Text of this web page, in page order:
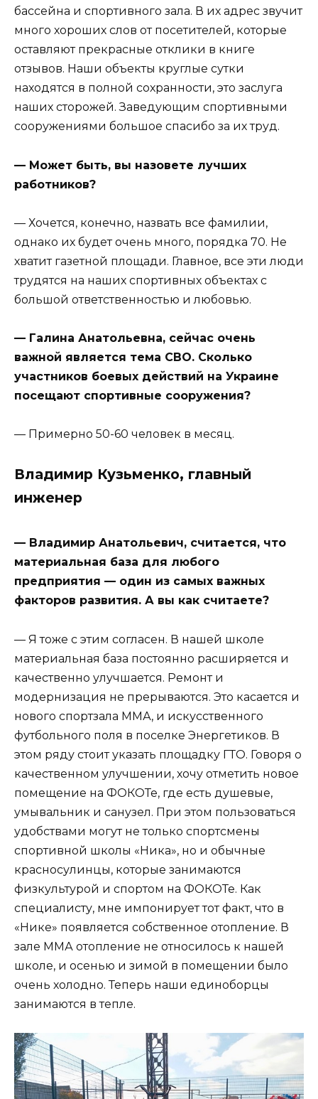
бассейна и спортивного зала. В их адрес звучит
много хороших слов от посетителей, которые
оставляют прекрасные отклики в книге
отзывов. Наши объекты круглые сутки
находятся в полной сохранности, это заслуга
наших сторожей. Заведующим спортивными
сооружениями большое спасибо за их труд.
— Может быть, вы назовете лучших
работников?
— Хочется, конечно, назвать все фамилии,
однако их будет очень много, порядка 70. Не
хватит газетной площади. Главное, все эти люди
трудятся на наших спортивных объектах с
большой ответственностью и любовью.
— Галина Анатольевна, сейчас очень
важной является тема СВО. Сколько
участников боевых действий на Украине
посещают спортивные сооружения?
— Примерно 50-60 человек в месяц.
Владимир Кузьменко, главный
инженер
— Владимир Анатольевич, считается, что
материальная база для любого
предприятия — один из самых важных
факторов развития. А вы как считаете?
— Я тоже с этим согласен. В нашей школе
материальная база постоянно расширяется и
качественно улучшается. Ремонт и
модернизация не прерываются. Это касается и
нового спортзала ММА, и искусственного
футбольного поля в поселке Энергетиков. В
этом ряду стоит указать площадку ГТО. Говоря о
качественном улучшении, хочу отметить новое
помещение на ФОКОТе, где есть душевые,
умывальник и санузел. При этом пользоваться
удобствами могут не только спортсмены
спортивной школы «Ника», но и обычные
красносулинцы, которые занимаются
физкультурой и спортом на ФОКОТе. Как
специалисту, мне импонирует тот факт, что в
«Нике» появляется собственное отопление. В
зале ММА отопление не относилось к нашей
школе, и осенью и зимой в помещении было
очень холодно. Теперь наши единоборцы
занимаются в тепле.